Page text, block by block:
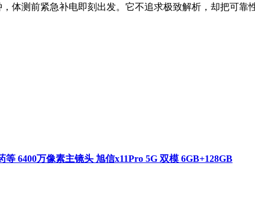
体测前紧急补电即刻出发。它不追求极致解析，却把可靠
6400万像素主镜头 旭信x11Pro 5G 双模 6GB+128GB